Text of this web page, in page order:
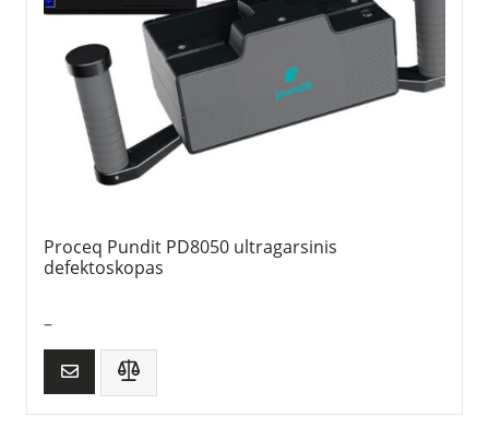
Proceq Pundit PD8050 ultragarsinis
defektoskopas
–